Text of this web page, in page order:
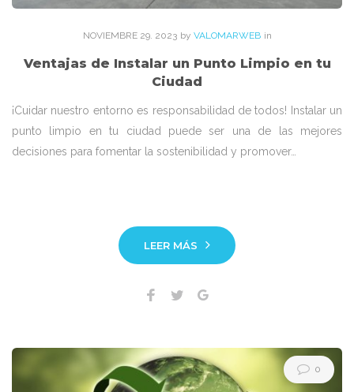
NOVIEMBRE29. 2023 by VALOMARWEB in
Ventajas de Instalar un Punto Limpio en tu
Ciudad
¡Cuidar nuestro entorno es responsabilidad de todos! Instalar un
punto limpio en tu ciudad puede ser una de las mejores
decisiones para fomentar la sostenibilidad y promover…
LEER MÁS
Facebook
Twitter
0